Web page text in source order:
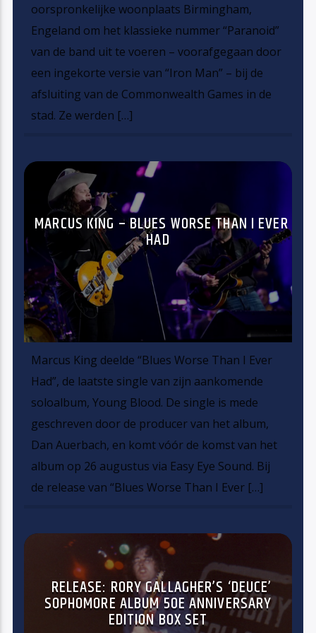
oorspronkelijke woonplaats Birmingham,
Engeland om het klassieke nummer “Paranoid”
van de band uit te voeren – voorafgegaan door
een ingekorte versie van “Iron Man” – bij de
afsluiting van de Commonwealth Games in de
stad. Ze werden […]
MARCUS KING – BLUES WORSE THAN I EVER
HAD
Marcus King deelde “Blues Worse Than I Ever
Had”, de laatste single van zijn aankomende
soloalbum, Young Blood. De single is mede
geschreven door de producer van het album,
Dan Auerbach, en komt vóór de komst van het
album op 26 augustus via Easy Eye Sound. Bij
de release van “Blues Worse Than I Ever […]
RELEASE: RORY GALLAGHER’S ‘DEUCE’
SOPHOMORE ALBUM 50E ANNIVERSARY
EDITION BOX SET